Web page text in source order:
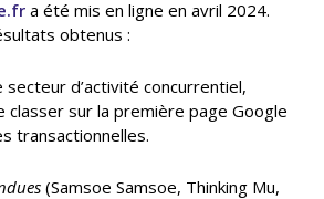
a été mis en ligne en avril 2024.
obtenus :
secteur d’activité concurrentiel,
classer sur la première page Google
transactionnelles.
(Samsoe Samsoe, Thinking Mu,